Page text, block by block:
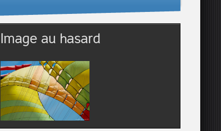
Image au hasard